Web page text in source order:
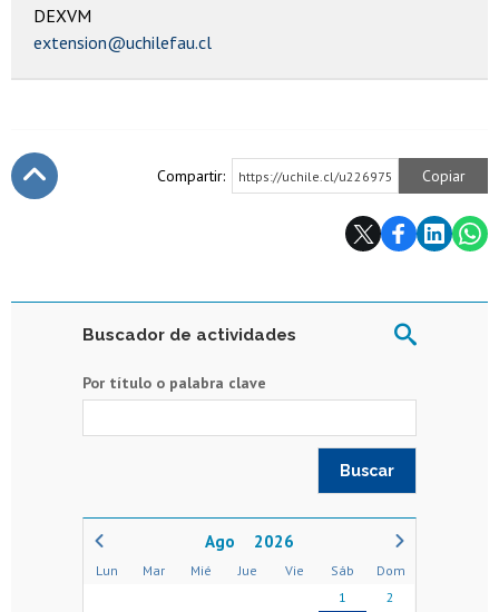
DEXVM
extension@uchilefau.cl
Compartir: https://uchile.cl/u226975 Copiar
Buscador de actividades
Por título o palabra clave
2026
Lun Mar Mié Jue Vie Sáb
Dom
1
2